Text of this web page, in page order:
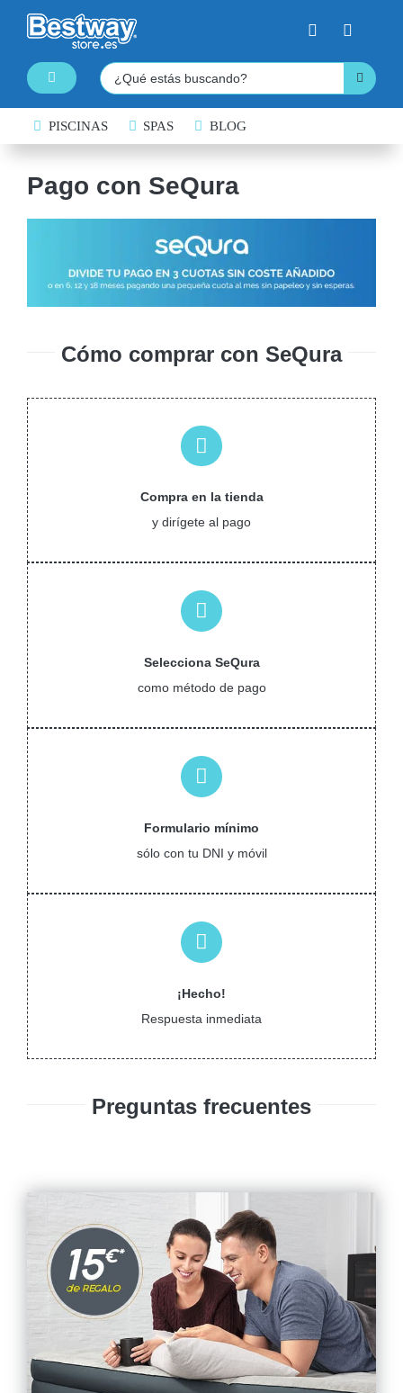
Saltar
contenido
Toggle
PISCINAS DESMONTABLES
TABLAS DE PADDLE SURF
KAYAKS HINCHABLES
BARCAS HINCHABLES
HINCHABLES ACUÁTICOS
NATACIÓN
ACCESORIOS DE PISCINAS
RECAMBIOS DE PISCINAS
Buscar:
PISCINAS SPAS BLOG
Pago con SeQura
Cómo comprar con SeQura
Compra en la tienda
y dirígete al pago
Selecciona SeQura
como método de pago
Formulario mínimo
sólo con tu DNI y móvil
¡Hecho!
Respuesta inmediata
Preguntas frecuentes